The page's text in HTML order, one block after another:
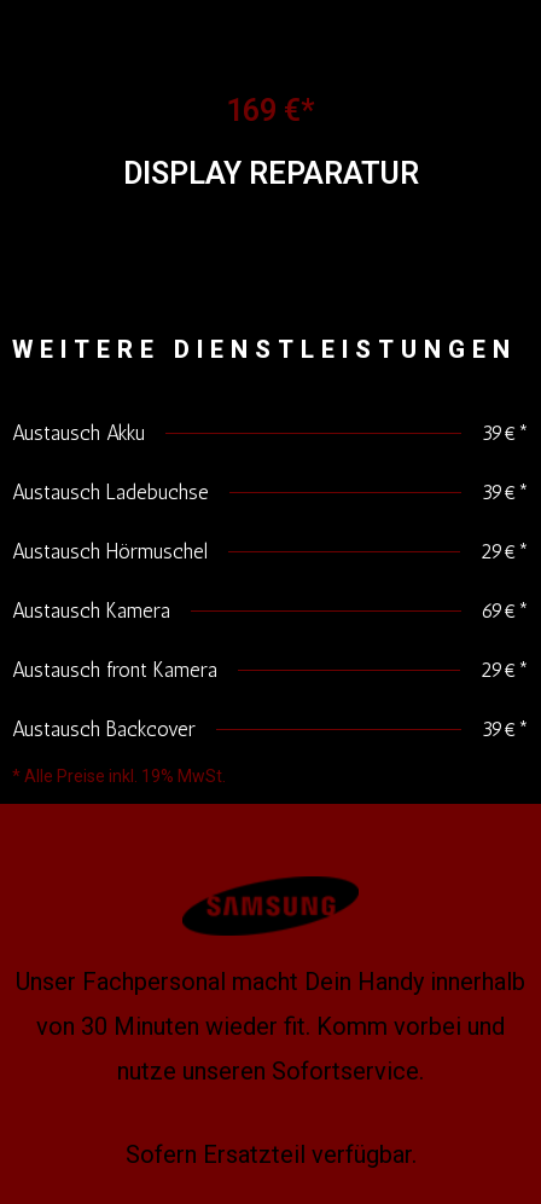
169 €*
DISPLAY REPARATUR
WEITERE DIENSTLEISTUNGEN
Austausch Akku 39€*
Austausch Ladebuchse 39€*
Austausch Hörmuschel 29€*
Austausch Kamera 69€*
Austausch front Kamera 29€*
Austausch Backcover 39€*
* Alle Preise inkl. 19% MwSt.
Unser Fachpersonal macht Dein Handy innerhalb
von 30 Minuten wieder fit. Komm vorbei und
nutze unseren Sofortservice.
Sofern Ersatzteil verfügbar.